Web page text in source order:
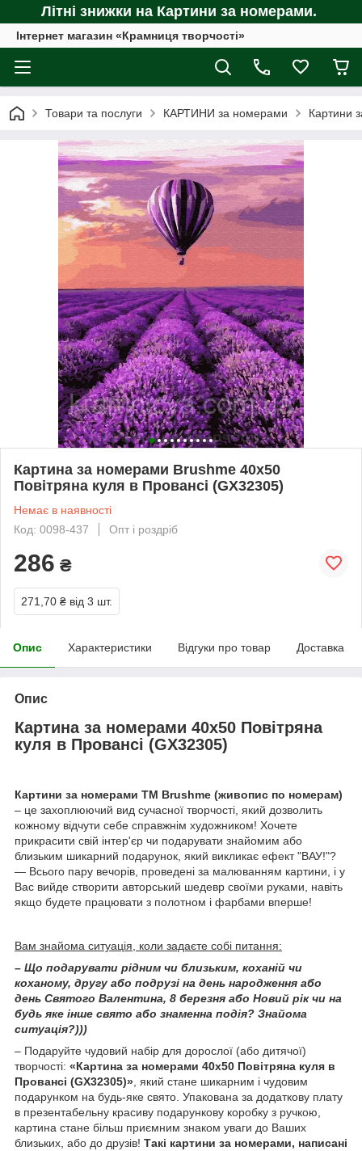
Літні знижки на Картини за номерами.
Інтернет магазин «Крамниця творчості»
Товари та послуги КАРТИНИ за номерами Картини
Картина за номерами Brushme 40х50
Повітряна куля в Провансі (GX32305)
Немає в наявності
Код: 0098-437
Опт і роздріб
286 ₴
271,70 ₴ від 3 шт.
Опис Характеристики Відгуки про товар Доставка
Опис
Картина за номерами 40х50 Повітряна
куля в Провансі (GX32305)
Картини за номерами ТМ Brushme (живопис по номерам)
– це захоплюючий вид сучасної творчості, який дозволить
кожному відчути себе справжнім художником! Хочете
прикрасити свій інтер'єр чи подарувати знайомим або
близьким шикарний подарунок, який викликає ефект "ВАУ!"?
— Всього пару вечорів, проведені за малюванням картини, і у
Вас вийде створити авторський шедевр своїми руками, навіть
якщо будете працювати з полотном і фарбами вперше!
Вам знайома ситуація, коли задаєте собі питання:
– Що подарувати рідним чи близьким, коханій чи
коханому, другу або подрузі на день народження або
день Святого Валентина, 8 березня або Новий рік чи на
будь яке інше свято або знаменна подія? Знайома
ситуація?)))
– Подаруйте чудовий набір для дорослої (або дитячої)
творчості: «Картина за номерами 40х50 Повітряна куля в
Провансі (GX32305)», який стане шикарним і чудовим
подарунком на будь-яке свято. Упакована за додаткову плату
в презентабельну красиву подарункову коробку з ручкою,
картина стане більш приємним знаком уваги до Ваших
близьких, або до друзів! Такі картини за номерами, написані